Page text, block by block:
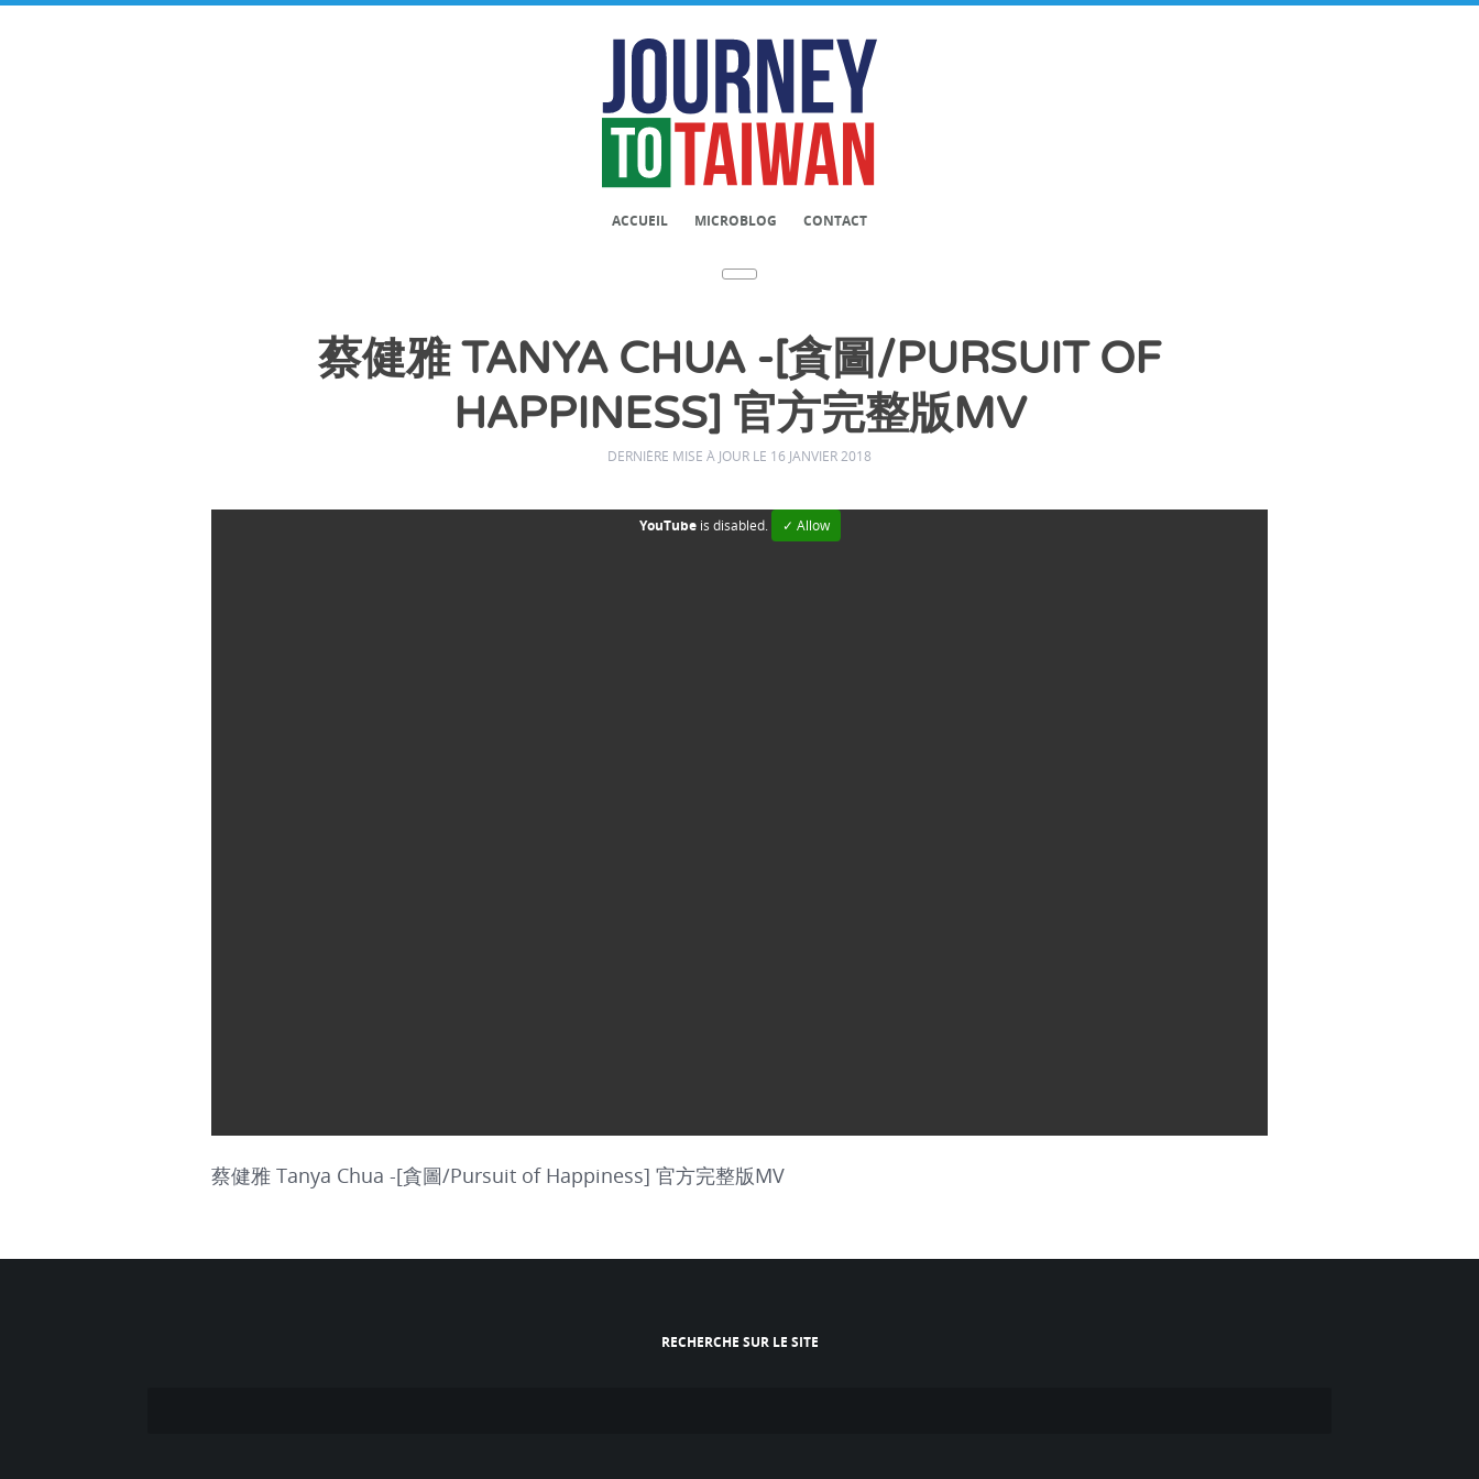
ACCUEIL MICROBLOG CONTACT
蔡健雅 TANYA CHUA -[貪圖/PURSUIT OF
HAPPINESS] 官方完整版MV
DERNIÈRE MISE À JOUR LE 16 JANVIER 2018
YouTubeis disabled. ✓ Allow
蔡健雅 Tanya Chua -[貪圖/Pursuit of Happiness] 官方完整版MV
RECHERCHE SUR LE SITE